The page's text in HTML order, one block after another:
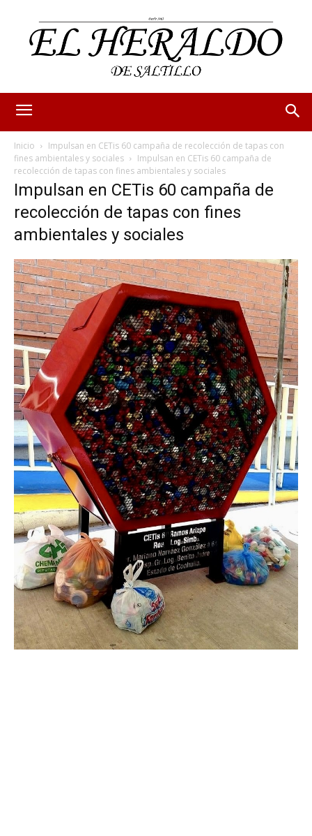
Inicio
Impulsan en CETis 60 campaña de recolección de tapas con
fines ambientales y sociales
Impulsan en CETis 60 campaña de
recolección de tapas con fines ambientales y sociales
Impulsan en CETis 60 campaña de
recolección de tapas con fines
ambientales y sociales